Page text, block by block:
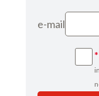
e-mail
*